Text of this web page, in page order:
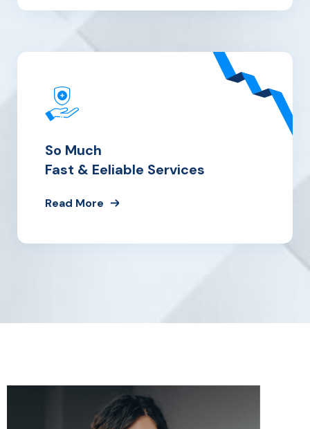
So Much
Fast & Eeliable Services
Read More